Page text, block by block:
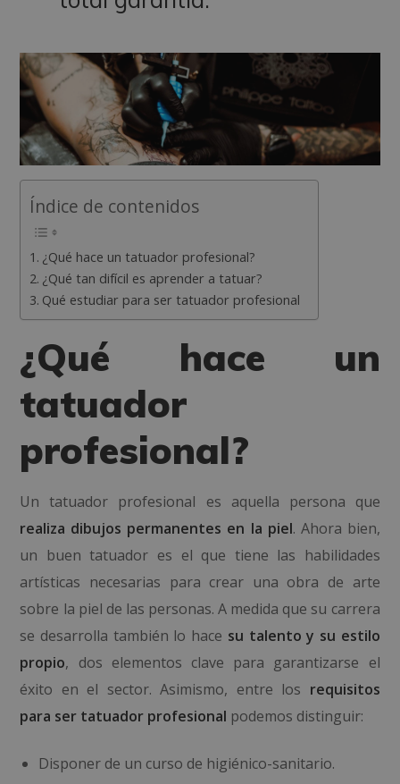
Índice de contenidos
¿Qué hace un tatuador profesional?
¿Qué tan difícil es aprender a tatuar?
Qué estudiar para ser tatuador profesional
¿Qué hace un
tatuador
profesional?
Un tatuador profesional es aquella persona que
realiza dibujos permanentes en la piel. Ahora bien,
un buen tatuador es el que tiene las habilidades
artísticas necesarias para crear una obra de arte
sobre la piel de las personas. A medida que su carrera
se desarrolla también lo hace su talento y su estilo
propio, dos elementos clave para garantizarse el
éxito en el sector. Asimismo, entre los requisitos
para ser tatuador profesional podemos distinguir:
Disponer de un curso de higiénico-sanitario.